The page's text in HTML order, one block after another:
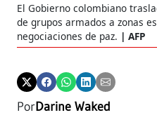
El Gobierno colombiano
de grupos armados a zonas
negociaciones de paz.
AFP
PorDarine Waked